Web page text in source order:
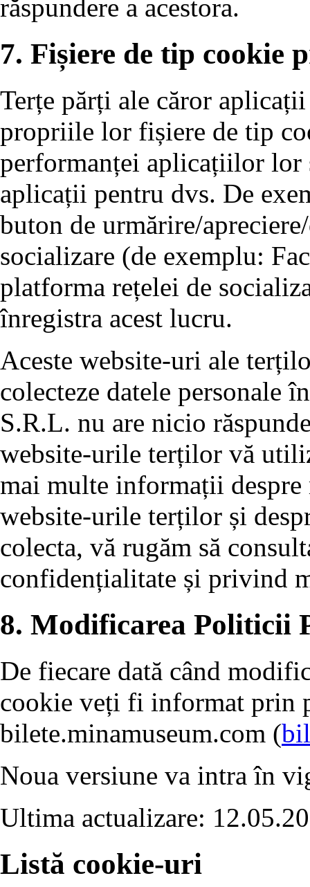
răspundere a acestora.
7. Fișiere de tip
Terțe părți ale căror
propriile lor fișiere de tip
performanței aplicațiilor lor
aplicații pentru dvs. De
buton de urmărire/
socializare (de exemplu:
platforma rețelei de
înregistra acest lucru.
Aceste website-uri ale
colecteze datele
S.R.L. nu are nicio
website-urile terților vă
mai multe informații despre
website-urile terților și
colecta, vă rugăm să
confidențialitate și privind
8. Modificarea Politicii
De fiecare dată când
cookie veți fi informat prin
bilete.minamuseum.com (
Noua versiune va intra în
Ultima actualizare:
Listă cookie-uri